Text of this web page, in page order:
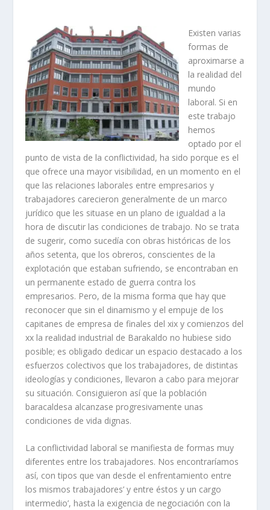
Existen varias
formas de
aproximarse a
la realidad del
mundo
laboral. Si en
este trabajo
hemos
optado por el
punto de vista de la conflictividad, ha sido por­que es el
que ofrece una mayor visibilidad, en un momento en el
que las rela­ciones laborales entre empresarios y
trabajadores carecieron generalmente de un marco
jurí­dico que les situase en un plano de igualdad a la
hora de discutir las condiciones de trabajo. No se trata
de sugerir, como sucedí­a con obras his­tóricas de los
años setenta, que los obreros, conscientes de la
explotación que estaban sufriendo, se encontraban en
un permanente estado de guerra contra los
empresarios. Pero, de la misma forma que hay que
reconocer que sin el dina­mismo y el empuje de los
capitanes de empresa de finales del xix y comienzos del
xx la realidad industrial de Barakaldo no hubiese sido
posible; es obligado dedicar un espacio destacado a los
esfuerzos colectivos que los trabajadores, de distintas
ideologí­as y condiciones, llevaron a cabo para mejorar
su situación. Consiguieron así­ que la población
baracaldesa alcanzase progresivamente unas
condiciones de vida dignas.
La conflictividad laboral se manifiesta de formas muy
diferentes entre los tra­bajadores. Nos encontrarí­amos
así­, con tipos que van desde el enfrentamiento entre
los mismos trabajadores’ y entre éstos y un cargo
intermedio’, hasta la exigencia de negociación con la